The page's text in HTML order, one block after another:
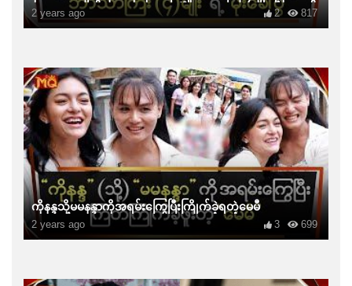
2 years ago 817
2
ကိုနန္ဒသို့မမနန္ဒာကိုအရမ်းကြွေပြီးကြိုက်ခဲ့ရတဲ့မေမီ
2 years ago 699
3